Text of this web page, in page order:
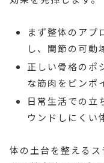
まず整体のアプ
し、関節の可動
正しい骨格のポ
な筋肉をピンポ
日常生活での立
ウンドしにくい
体の土台を整える